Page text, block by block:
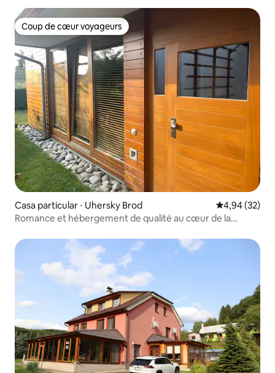
Coup de cœur voyageurs
Coup de cœur voyageurs
Casa particular ⋅ Uhersky Brod Évaluation
4,94 (32)
Romance et hébergement de qualité au cœur de la